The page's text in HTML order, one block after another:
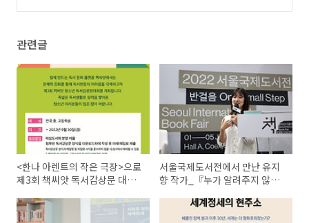
관련글
<한나 아렌트의 작은 극장>으로
제3회 책씨앗 독서감상문 대회
서울국제도서전에서 만난 유지
향 작가_『누가 알려주지 않아